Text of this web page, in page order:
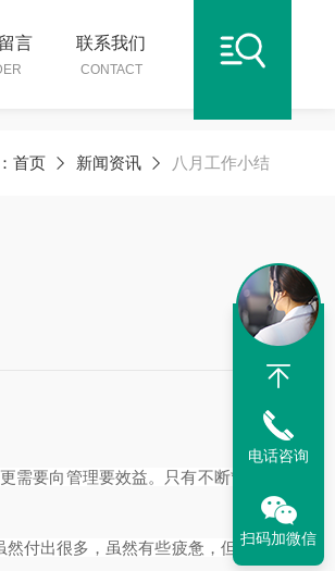
言 联系我们
CONTACT
首页 新闻资讯 八月工作小结
需要向管理要效益。只有不断*各种
付出很多，虽然有些疲惫，但是也
电话咨询
扫码加微信